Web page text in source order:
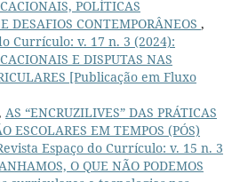
POLÍTICAS
DESAFIOS CONTEMPORÂNEOS ,
Currículo: v. 17 n. 3 (2024):
E DISPUTAS NAS
[Publicação em Fluxo
AS “ENCRUZILIVES” DAS PRÁTICAS
ESCOLARES EM TEMPOS (PÓS)
Espaço do Currículo: v. 15 n. 3
O QUE NÃO PODEMOS